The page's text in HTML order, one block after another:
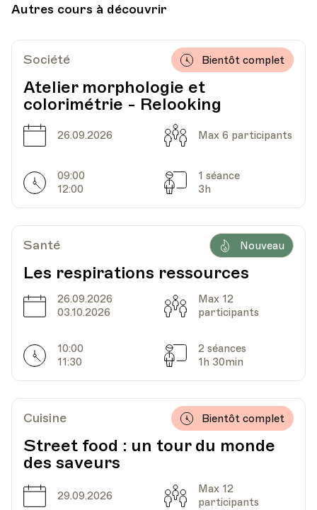
Lausanne:
Ajouter au panier (CHF 15.-)
Lieu1005, Lausanne
Av. de Cour 33
Date28.09.2026 Heure
18.00
Av. de Cour 33
Date Heure18.00
Lieu
HEP - Haute Ecole Pédagogique
1005, Lausanne
Av. de Cour 33
Date
26.10.2026 Heure
18.00
Lieu
HEP - Haute Ecole Pédagogique
1005, Lausanne
Date
02.11.2026 Heure
18.00
Autres cours à découvrir
Société
Atelier morphologie et
colorimétrie - Relooking
Bientôt complet
Date
26.09.2026 Capacité
Max 6 participants
Horarires
09:00
12:00
Séances
1 séance
3h
Santé
Les respirations ressources
Nouveau
Date
26.09.2026
03.10.2026
Capacité
Max 12
participants
Horarires
10:00
11:30
Séances
2 séances
1h 30min
Cuisine
Street food : un tour du monde
des saveurs
Bientôt complet
Date
29.09.2026 Capacité
Max 12
participants